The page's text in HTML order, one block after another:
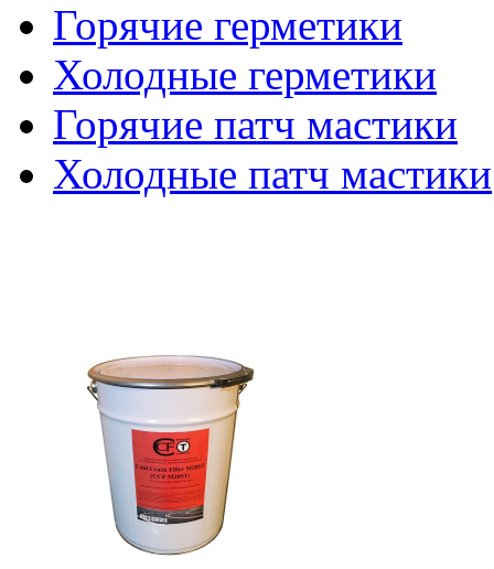
Горячие герметики
Холодные герметики
Горячие патч мастики
Холодные патч мастики